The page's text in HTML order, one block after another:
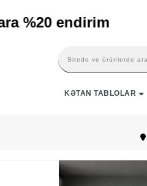
%20 endirim
KƏTAN TABLOLAR